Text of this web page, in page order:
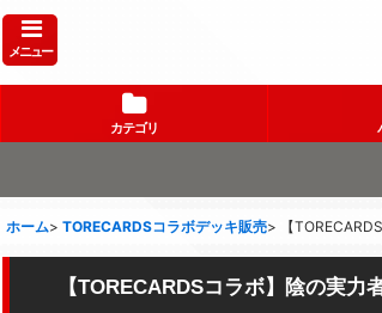
メニュー
カテゴリ
ホーム> TORECARDSコラボデッキ販売> 【
【TORECARDSコラボ】陰の実